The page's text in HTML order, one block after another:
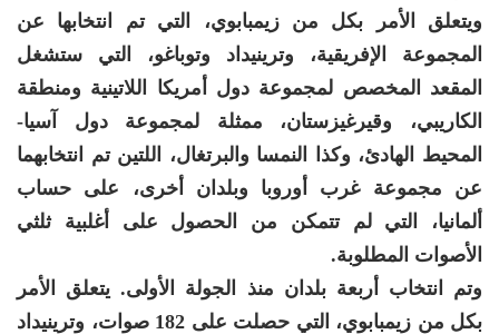
ويتعلق الأمر بكل من زيمبابوي، التي تم انتخابها عن
المجموعة الإفريقية، وترينيداد وتوباغو، التي ستشغل
المقعد المخصص لمجموعة دول أمريكا اللاتينية ومنطقة
الكاريبي، وقيرغيزستان، ممثلة لمجموعة دول آسيا-
المحيط الهادئ، وكذا النمسا والبرتغال، اللتين تم انتخابهما
عن مجموعة غرب أوروبا وبلدان أخرى، على حساب
ألمانيا، التي لم تتمكن من الحصول على أغلبية ثلثي
الأصوات المطلوبة.
وتم انتخاب أربعة بلدان منذ الجولة الأولى. يتعلق الأمر
بكل من زيمبابوي، التي حصلت على 182 صوات، وترينيداد